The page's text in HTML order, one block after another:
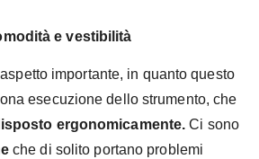
e vestibilità
aspetto importante, in quanto questo
esecuzione dello strumento, che
ergonomicamente. Ci sono
che di solito portano problemi